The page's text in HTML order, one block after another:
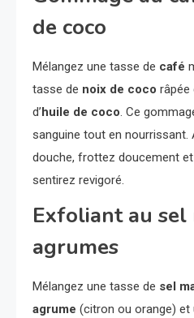
de coco
Mélangez une tasse de café
tasse de noix de coco râpée
d’huile de coco. Ce
sanguine tout en nourrissant.
douche, frottez doucement
sentirez revigoré.
Exfoliant au sel
agrumes
Mélangez une tasse de sel
agrume (citron ou orange) et